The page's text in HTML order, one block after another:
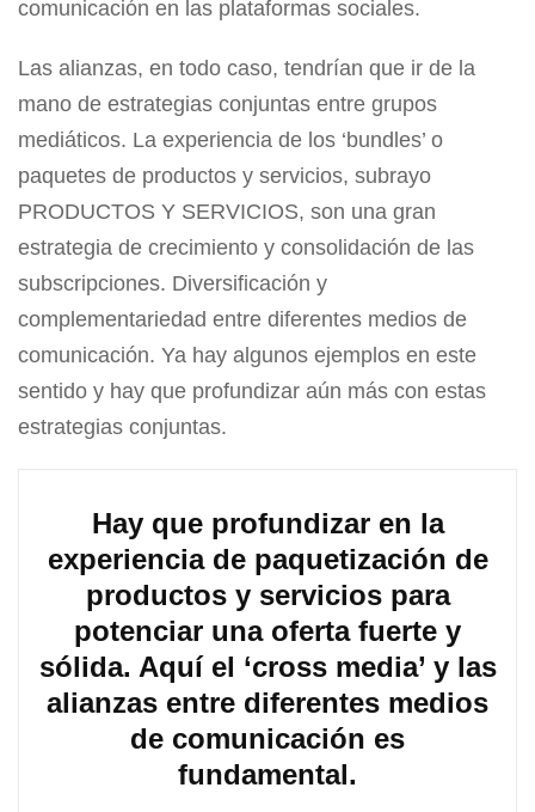
comunicación en las plataformas sociales.
Las alianzas, en todo caso, tendrían que ir de la
mano de estrategias conjuntas entre grupos
mediáticos. La experiencia de los ‘bundles’ o
paquetes de productos y servicios, subrayo
PRODUCTOS Y SERVICIOS, son una gran
estrategia de crecimiento y consolidación de las
subscripciones. Diversificación y
complementariedad entre diferentes medios de
comunicación. Ya hay algunos ejemplos en este
sentido y hay que profundizar aún más con estas
estrategias conjuntas.
Hay que profundizar en la
experiencia de paquetización de
productos y servicios para
potenciar una oferta fuerte y
sólida. Aquí el ‘cross media’ y las
alianzas entre diferentes medios
de comunicación es
fundamental.